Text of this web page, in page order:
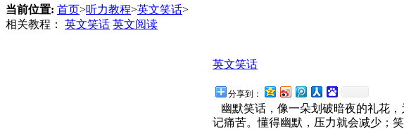
当前位置: 首页>听力教程>英文笑话>
相关教程： 英文笑话 英文阅读
英文笑话
分享到：
幽默笑话，像一朵划破暗夜的礼花
记痛苦。懂得幽默，压力就会减少；